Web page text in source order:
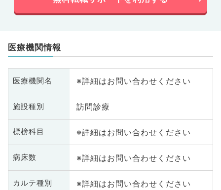
医療機関情報
医療機関名 ※詳細はお問い合わせください
施設種別 訪問診療
標榜科目 ※詳細はお問い合わせください
病床数 ※詳細はお問い合わせください
カルテ種別 ※詳細はお問い合わせください